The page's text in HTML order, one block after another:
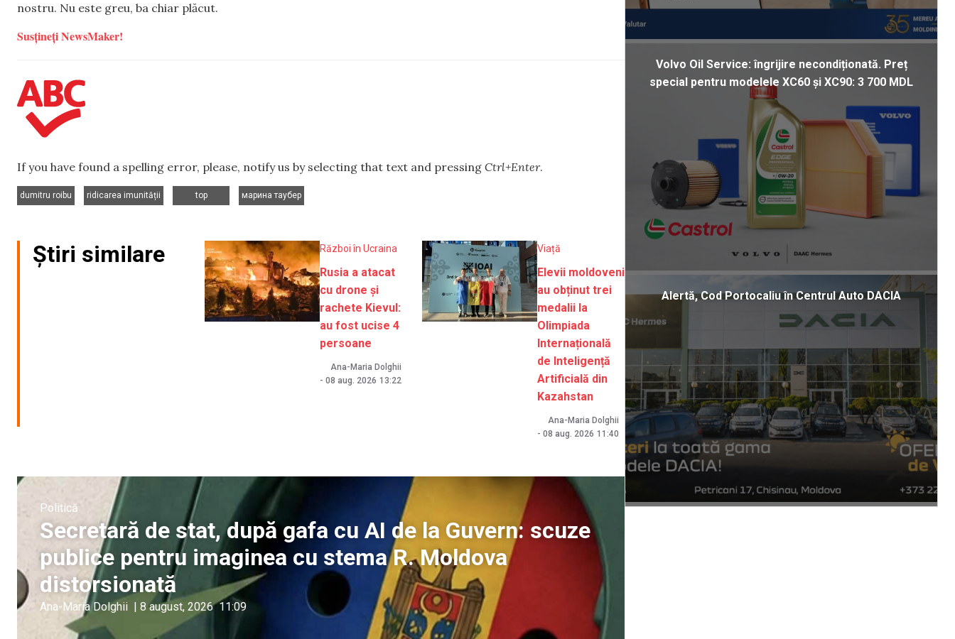
nostru. Nu este greu, ba chiar plăcut.
Susțineți NewsMaker!
If you have found a spelling error, please, notify us by selecting that text and pressing Ctrl+Enter.
dumitru roibu
ridicarea imunității
top
марина таубер
Știri similare Război în Ucraina
Rusia a atacat
cu drone și
rachete Kievul:
au fost ucise 4
persoane
Ana-Maria Dolghii
- 08 aug. 2026 13:22
Viață
Elevii moldoveni
au obținut trei
medalii la
Olimpiada
Internațională
de Inteligență
Artificială din
Kazahstan
Ana-Maria Dolghii
- 08 aug. 2026 11:40
Politică
Secretară de stat, după gafa cu AI de la Guvern: scuze
publice pentru imaginea cu stema R. Moldova
distorsionată
Ana-Maria Dolghii | 8 august, 2026 11:09
Volvo Oil Service: îngrijire necondiționată. Preț
special pentru modelele XC60 și XC90: 3 700 MDL
Alertă, Cod Portocaliu în Centrul Auto DACIA